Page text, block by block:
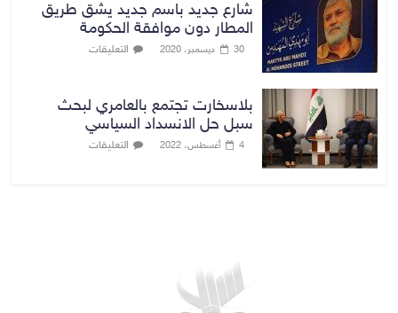
شارع جديد باسم جديد يشق طريق
المطار دون موافقة الحكومة
30 ديسمبر، 2020 التعليقات
بلاسخارت تجتمع بالعامري لبحث
سبل حل الانسداد السياسي
4 أغسطس، 2022 التعليقات